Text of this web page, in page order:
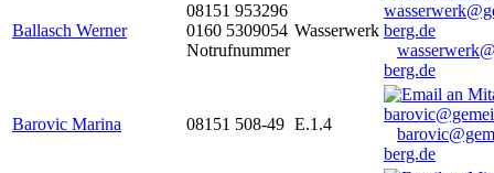
Ballasch Werner
08151 953296
0160 5309054
Notrufnummer
Wasserwerk
berg.de
Barovic Marina 08151 508-49 E.1.4
berg.de